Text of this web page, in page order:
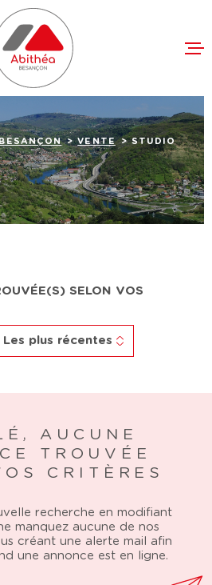
FAIRE
L'AGENCE
VENTE STUDIO
SELON VOS
Les plus récentes
AUCUNE
TROUVÉE
CRITÈRES
recherche en modifiant
manquez aucune de nos
créant une alerte mail afin
une annonce est en ligne.